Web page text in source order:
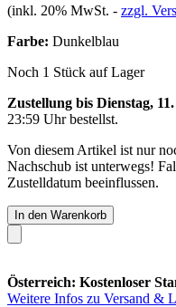
(inkl. 20% MwSt. - zzgl.
Farbe: Dunkelblau
Noch 1 Stück auf Lager
Zustellung bis Dienstag,
23:59 Uhrbestellst.
Von diesem Artikel ist nur
Nachschub ist unterwegs!
Zustelldatum beeinflussen.
In den Warenkorb
Österreich: Kostenloser
Weitere Infos zu Versand &